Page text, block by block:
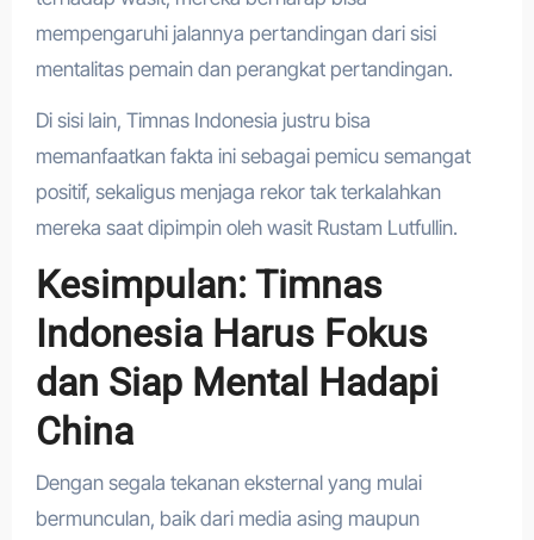
mempengaruhi jalannya pertandingan dari sisi
mentalitas pemain dan perangkat pertandingan.
Di sisi lain, Timnas Indonesia justru bisa
memanfaatkan fakta ini sebagai pemicu semangat
positif, sekaligus menjaga rekor tak terkalahkan
mereka saat dipimpin oleh wasit Rustam Lutfullin.
Kesimpulan: Timnas
Indonesia Harus Fokus
dan Siap Mental Hadapi
China
Dengan segala tekanan eksternal yang mulai
bermunculan, baik dari media asing maupun